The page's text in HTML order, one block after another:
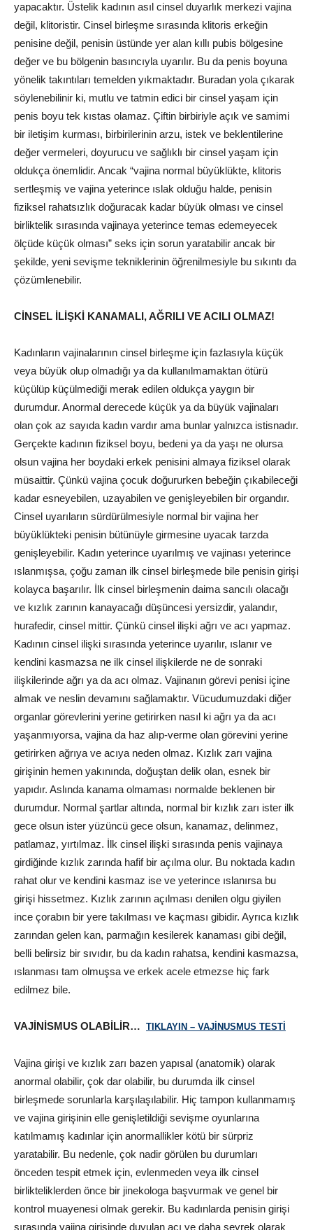
yapacaktır. Üstelik kadının asıl cinsel duyarlık merkezi vajina
değil, klitoristir. Cinsel birleşme sırasında klitoris erkeğin
penisine değil, penisin üstünde yer alan kıllı pubis bölgesine
değer ve bu bölgenin basıncıyla uyarılır. Bu da penis boyuna
yönelik takıntıları temelden yıkmaktadır. Buradan yola çıkarak
söylenebilinir ki, mutlu ve tatmin edici bir cinsel yaşam için
penis boyu tek kıstas olamaz. Çiftin birbiriyle açık ve samimi
bir iletişim kurması, birbirilerinin arzu, istek ve beklentilerine
değer vermeleri, doyurucu ve sağlıklı bir cinsel yaşam için
oldukça önemlidir. Ancak “vajina normal büyüklükte, klitoris
sertleşmiş ve vajina yeterince ıslak olduğu halde, penisin
fiziksel rahatsızlık doğuracak kadar büyük olması ve cinsel
birliktelik sırasında vajinaya yeterince temas edemeyecek
ölçüde küçük olması” seks için sorun yaratabilir ancak bir
şekilde, yeni sevişme tekniklerinin öğrenilmesiyle bu sıkıntı da
çözümlenebilir.
CİNSEL İLİŞKİ KANAMALI, AĞRILI VE ACILI OLMAZ!
Kadınların vajinalarının cinsel birleşme için fazlasıyla küçük
veya büyük olup olmadığı ya da kullanılmamaktan ötürü
küçülüp küçülmediği merak edilen oldukça yaygın bir
durumdur. Anormal derecede küçük ya da büyük vajinaları
olan çok az sayıda kadın vardır ama bunlar yalnızca istisnadır.
Gerçekte kadının fiziksel boyu, bedeni ya da yaşı ne olursa
olsun vajina her boydaki erkek penisini almaya fiziksel olarak
müsaittir. Çünkü vajina çocuk doğururken bebeğin çıkabileceği
kadar esneyebilen, uzayabilen ve genişleyebilen bir organdır.
Cinsel uyarıların sürdürülmesiyle normal bir vajina her
büyüklükteki penisin bütünüyle girmesine uyacak tarzda
genişleyebilir. Kadın yeterince uyarılmış ve vajinası yeterince
ıslanmışsa, çoğu zaman ilk cinsel birleşmede bile penisin girişi
kolayca başarılır. İlk cinsel birleşmenin daima sancılı olacağı
ve kızlık zarının kanayacağı düşüncesi yersizdir, yalandır,
hurafedir, cinsel mittir. Çünkü cinsel ilişki ağrı ve acı yapmaz.
Kadının cinsel ilişki sırasında yeterince uyarılır, ıslanır ve
kendini kasmazsa ne ilk cinsel ilişkilerde ne de sonraki
ilişkilerinde ağrı ya da acı olmaz. Vajinanın görevi penisi içine
almak ve neslin devamını sağlamaktır. Vücudumuzdaki diğer
organlar görevlerini yerine getirirken nasıl ki ağrı ya da acı
yaşanmıyorsa, vajina da haz alıp-verme olan görevini yerine
getirirken ağrıya ve acıya neden olmaz. Kızlık zarı vajina
girişinin hemen yakınında, doğuştan delik olan, esnek bir
yapıdır. Aslında kanama olmaması normalde beklenen bir
durumdur. Normal şartlar altında, normal bir kızlık zarı ister ilk
gece olsun ister yüzüncü gece olsun, kanamaz, delinmez,
patlamaz, yırtılmaz. İlk cinsel ilişki sırasında penis vajinaya
girdiğinde kızlık zarında hafif bir açılma olur. Bu noktada kadın
rahat olur ve kendini kasmaz ise ve yeterince ıslanırsa bu
girişi hissetmez. Kızlık zarının açılması denilen olgu giyilen
ince çorabın bir yere takılması ve kaçması gibidir. Ayrıca kızlık
zarından gelen kan, parmağın kesilerek kanaması gibi değil,
belli belirsiz bir sıvıdır, bu da kadın rahatsa, kendini kasmazsa,
ıslanması tam olmuşsa ve erkek acele etmezse hiç fark
edilmez bile.
VAJİNİSMUS OLABİLİR… TIKLAYIN – VAJİNUSMUS TESTİ
Vajina girişi ve kızlık zarı bazen yapısal (anatomik) olarak
anormal olabilir, çok dar olabilir, bu durumda ilk cinsel
birleşmede sorunlarla karşılaşılabilir. Hiç tampon kullanmamış
ve vajina girişinin elle genişletildiği sevişme oyunlarına
katılmamış kadınlar için anormallikler kötü bir sürpriz
yaratabilir. Bu nedenle, çok nadir görülen bu durumları
önceden tespit etmek için, evlenmeden veya ilk cinsel
birlikteliklerden önce bir jinekologa başvurmak ve genel bir
kontrol muayenesi olmak gerekir. Bu kadınlarda penisin girişi
sırasında vajina girişinde duyulan acı ve daha seyrek olarak